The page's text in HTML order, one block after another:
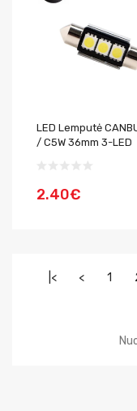
LED Lemputė
/ C5W 36mm 3-LED
2.40€
|< < 1